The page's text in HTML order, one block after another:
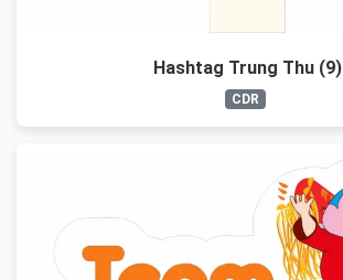
Hashtag Trung Thu (9)
CDR